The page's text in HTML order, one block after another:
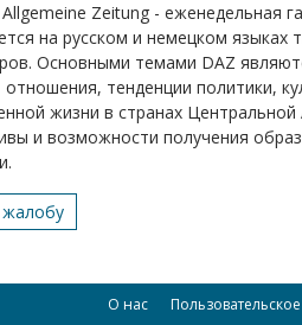
Zeitung - еженедельная
на русском и немецком языках
Основными темами DAZ
отношения, тенденции политики,
жизни в странах Центральной
и возможности получения
О нас